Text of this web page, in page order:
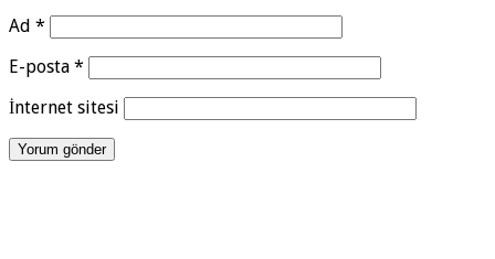
Ad *
E-posta *
İnternet sitesi